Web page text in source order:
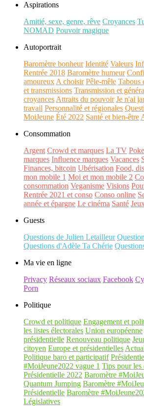
Aspirations
Amitié, sexe, genre, rêve Croyances
NOMAD Pouvoir magique
Autoportrait
Baromètre bonheur Identité Valeurs
Rentrée 2018 Baromètre humeur
amoureux A choisir Pêle-mêle Tabous
et transmissions Transmission et
croyances Attraits du pouvoir Je n'ai
travail Personnalité et régionales
MoiJeune Été 2022 Santé et bien-être
Consommation
Argent Crowd et marques La TV
marques Influence marques Vacances
Finances, bitcoin Ubérisation Food,
mon mobile 1 Moi et mon mobile 2
consommation Veganisme Visions
Rentrée 2021 et conso Conso online
année et épargne Le cinéma Santé
Guests
Questions de Julien Letailleur
Questions d'Adèle Ta Chérie
Ma vie en ligne
Privacy Réseaux sociaux Facebook
Porn
Politique
Crowd et politique Engagement et
les listes électorales Union européenne
présidentielle Renouveau politique
citoyen Europe et présidentielles
Politique baro et participatif
#MoiJeune2022 vague 1 Tips pour les
Présidentielle 2022 Baromètre
Quantum Jumping Baromètre
Présidentielle Baromètre
Législatives